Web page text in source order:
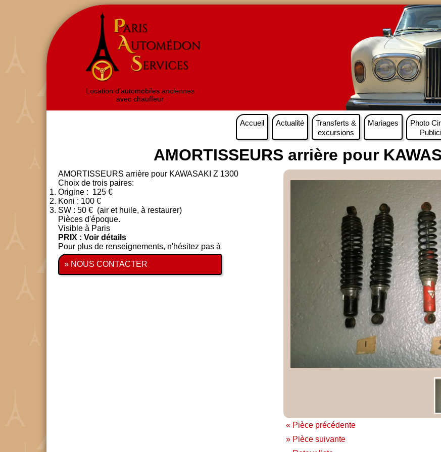
Location d'automobiles anciennes
avec chauffeur
Accueil Actualité
Transferts &
excursions
Mariages
Photo
AMORTISSEURS arrière pour
« Pièce précédente
» Pièce suivante
AMORTISSEURS arrière pour KAWASAKI Z 1300
Choix de trois paires:
Origine : 125 €
Koni : 100 €
SW : 50 € (air et huile, à restaurer)
Pièces d'époque.
Visible à Paris
PRIX : Voir détails
Pour plus de renseignements, n'hésitez pas à
» NOUS CONTACTER